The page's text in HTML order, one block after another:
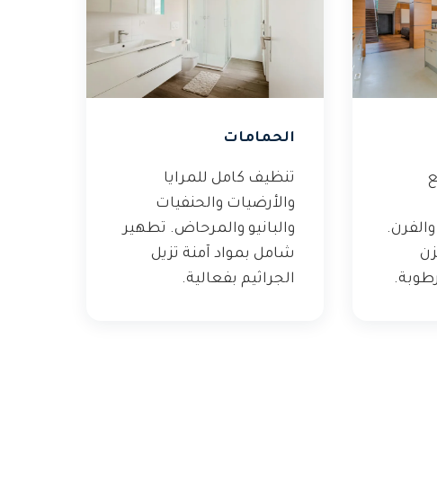
والفرن.
الحمامات
تنظيف كامل للمرايا
والأرضيات والحنفيات
والبانيو والمرحاض. تطهير
شامل بمواد آمنة تزيل
الجراثيم بفعالية.